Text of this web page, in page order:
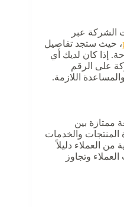
الشركة عبر
، حيث ستجد تفاصيل
إذا كان لديك أي
على الرقم
ممتازة بين
المنتجات والخدمات
من العملاء دليلاً
وتجاوز